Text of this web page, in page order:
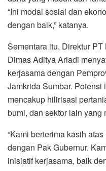
“Ini modal sosial dan
dengan baik,” katanya.
Sementara itu, Direktur
Dimas Aditya Ariadi
kerjasama dengan
Jamkrida Sumbar.
mencakup hilirisasi
bumi, dan sektor lain yang
“Kami berterima kasih
dengan Pak Gubernur.
inisiatif kerjasama, baik